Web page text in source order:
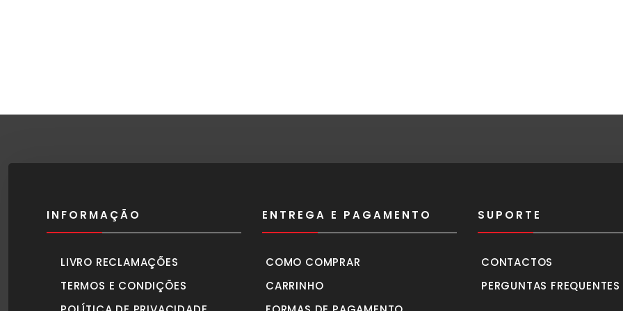
INFORMAÇÃO
LIVRO RECLAMAÇÕES
TERMOS E CONDIÇÕES
ENTREGA E PAGAMENTO
COMO COMPRAR
CARRINHO
SUPORTE
CONTACTOS
PERGUNTAS FREQUENTES